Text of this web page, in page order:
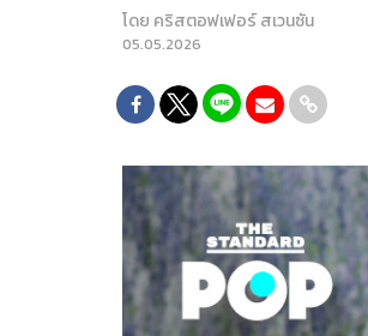
โดย คริสตอฟเฟอร์ สเวนซัน
05.05.2026